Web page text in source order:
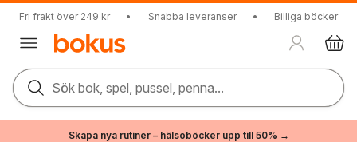
Fri frakt över 249 kr • Snabba leveranser • Billiga böcker
Sök bok, spel, pussel, penna...
Skapa nya rutiner – hälsoböcker upp till 50% →